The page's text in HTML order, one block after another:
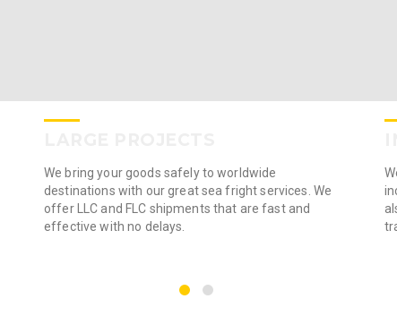
We bring your goods safely to worldwide
destinations with our great sea fright services. We
offer LLC and FLC shipments that are fast and
effective with no delays.